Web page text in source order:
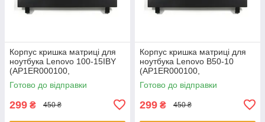
Корпус кришка матриці для
ноутбука Lenovo 100-15IBY
(AP1ER000100,
AP1HG000100)
Готово до відправки
299 ₴ 450 ₴
Корпус кришка матриці для
ноутбука Lenovo B50-10
(AP1ER000100,
AP1HG000100)
Готово до відправки
299 ₴ 450 ₴